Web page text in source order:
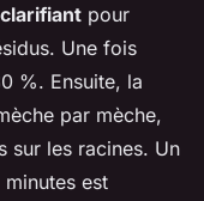
pour
Une fois
%. Ensuite, la
par mèche,
sur les racines. Un
est